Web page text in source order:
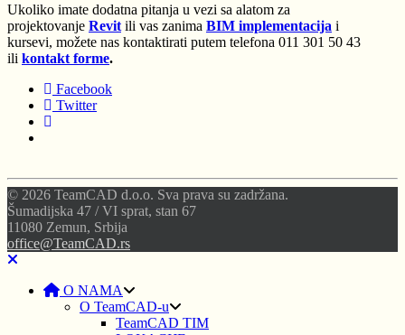
Ukoliko imate dodatna pitanja u vezi sa alatom za
projektovanje Revit ili vas zanima BIM implementacija i
kursevi, možete nas kontaktirati putem telefona 011 301 50 43
ili kontakt forme.
Facebook
Twitter
© 2026 TeamCAD d.o.o. Sva prava su zadržana.
Šumadijska 47 / VI sprat, stan 67
11080 Zemun, Srbija
office@TeamCAD.rs
O NAMA
O TeamCAD-u
TeamCAD TIM